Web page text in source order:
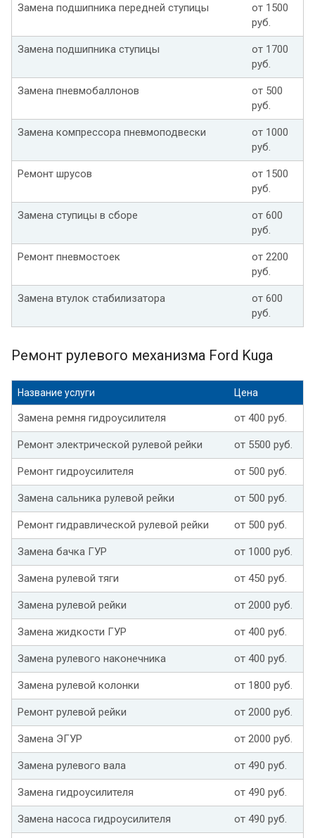
Замена подшипника передней ступицы
от 1500
руб.
Замена подшипника ступицы
от 1700
руб.
Замена пневмобаллонов
от 500
руб.
Замена компрессора пневмоподвески
от 1000
руб.
Ремонт шрусов
от 1500
руб.
Замена ступицы в сборе
от 600
руб.
Ремонт пневмостоек
от 2200
руб.
Замена втулок стабилизатора
от 600
руб.
Ремонт рулевого механизма Ford Kuga
Название услуги Цена
Замена ремня гидроусилителя от 400 руб.
Ремонт электрической рулевой рейки от 5500 руб.
Ремонт гидроусилителя от 500 руб.
Замена сальника рулевой рейки от 500 руб.
Ремонт гидравлической рулевой рейки от 500 руб.
Замена бачка ГУР от 1000 руб.
Замена рулевой тяги от 450 руб.
Замена рулевой рейки от 2000 руб.
Замена жидкости ГУР от 400 руб.
Замена рулевого наконечника от 400 руб.
Замена рулевой колонки от 1800 руб.
Ремонт рулевой рейки от 2000 руб.
Замена ЭГУР от 2000 руб.
Замена рулевого вала от 490 руб.
Замена гидроусилителя от 490 руб.
Замена насоса гидроусилителя от 490 руб.